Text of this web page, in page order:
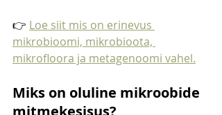
👉 Loe siit mis on erinevus
mikrobioomi, mikrobioota,
mikrofloora ja metagenoomi vahel.
Miks on oluline mikroobide
mitmekesisus?